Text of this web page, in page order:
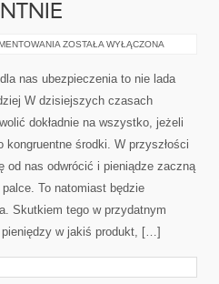
WYBÓR
NAS
UBEZPIECZENIA
NIE
KUNSZT.
ZOSTAŁA WYŁĄCZONA
nas ubezpieczenia to nie lada
W dzisiejszych czasach
dokładnie na wszystko, jeżeli
kongruentne środki. W przyszłości
od nas odwrócić i pieniądze zaczną
To natomiast będzie
Skutkiem tego w przydatnym
w jakiś produkt, […]